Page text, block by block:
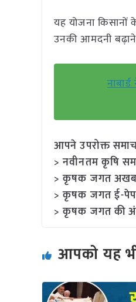
यह योजना
उनकी आमदनी
आपने उपरोक्त
> नवीनतम कृषि
> कृषक जगत
> कृषक जगत ई-
> कृषक जगत की
आपको यह